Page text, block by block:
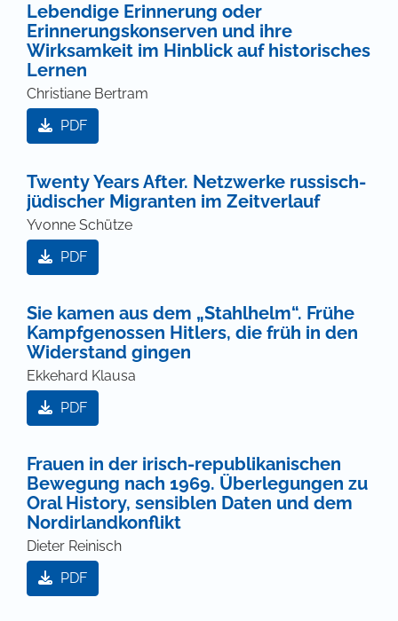
Lebendige Erinnerung oder
Erinnerungskonserven und ihre
Wirksamkeit im Hinblick auf historisches
Lernen
Christiane Bertram
PDF
Twenty Years After. Netzwerke russisch-
jüdischer Migranten im Zeitverlauf
Yvonne Schütze
PDF
Sie kamen aus dem „Stahlhelm“. Frühe
Kampfgenossen Hitlers, die früh in den
Widerstand gingen
Ekkehard Klausa
PDF
Frauen in der irisch-republikanischen
Bewegung nach 1969. Überlegungen zu
Oral History, sensiblen Daten und dem
Nordirlandkonflikt
Dieter Reinisch
PDF